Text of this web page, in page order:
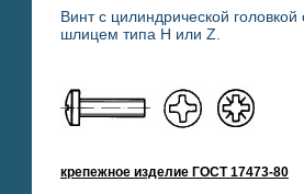
Винт с цилиндрической
шлицем типа H или Z.
крепежное изделие ГОСТ 17473-80